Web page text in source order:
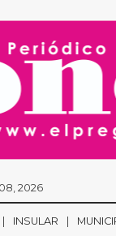
2026
INSULAR